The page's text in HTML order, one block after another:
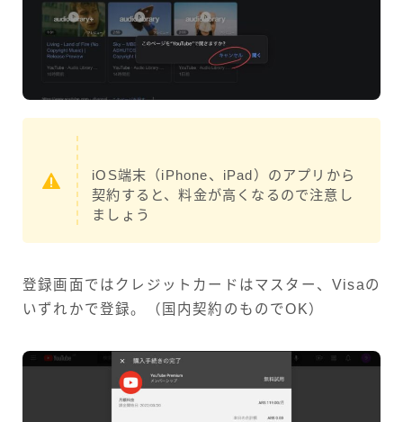
iOS端末（iPhone、iPad）のアプリから
契約すると、料金が高くなるので注意し
ましょう
登録画面ではクレジットカードはマスター、Visaの
いずれかで登録。（国内契約のものでOK）